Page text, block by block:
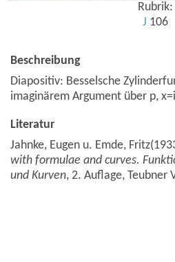
Rubrik:
J 106
Beschreibung
Diapositiv: Besselsche
imaginärem Argument über p,
Literatur
Jahnke, Eugen u. Emde,
with formulae and curves.
und Kurven, 2. Auflage, Teubner